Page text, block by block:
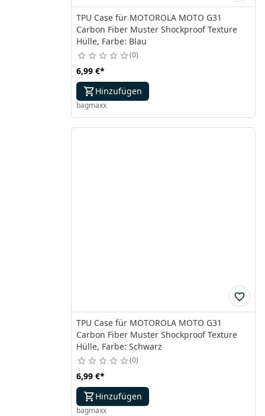
TPU Case für MOTOROLA MOTO G31
Carbon Fiber Muster Shockproof Texture
Hülle, Farbe: Blau
0
6,99 €*
Hinzufügen
bagmaxx
TPU Case für MOTOROLA MOTO G31
Carbon Fiber Muster Shockproof Texture
Hülle, Farbe: Schwarz
0
6,99 €*
Hinzufügen
bagmaxx